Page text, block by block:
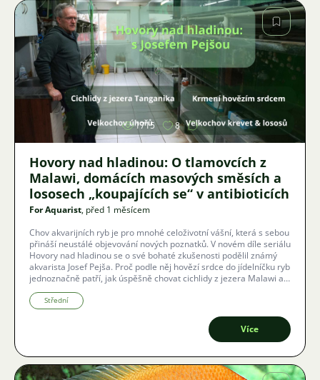
Obrázek
1715 8
Hovory nad hladinou: O tlamovcích z
Malawi, domácích masových směsích a
lososech „koupajících se“ v antibioticích
For Aquarist, před 1 měsícem
Chov akvarijních ryb je pro mnohé celoživotní vášní, která s sebou
přináší neustálé objevování nových poznatků. V novém díle seriálu
Hovory nad hladinou se o své bohaté zkušenosti podělil známý
akvarista Josef Pejša. Proč podle něj hovězí srdce do jídelníčku ryb
jednoznačně patří, jak úspěšně chovat cichlidy z jezera Malawi a v
čem spočívá odvrácená strana komerčních velkochovů lososů či
krevet?Střední
Více